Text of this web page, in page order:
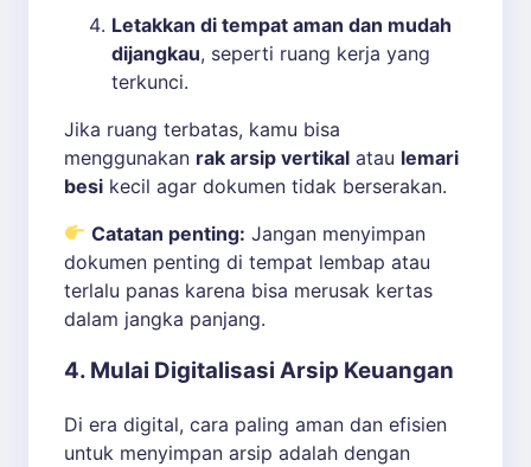
Letakkan di tempat aman dan mudah
dijangkau, seperti ruang kerja yang
terkunci.
Jika ruang terbatas, kamu bisa
menggunakan rak arsip vertikal atau lemari
besi kecil agar dokumen tidak berserakan.
Catatan penting: Jangan menyimpan
dokumen penting di tempat lembap atau
terlalu panas karena bisa merusak kertas
dalam jangka panjang.
4. Mulai Digitalisasi Arsip Keuangan
Di era digital, cara paling aman dan efisien
untuk menyimpan arsip adalah dengan